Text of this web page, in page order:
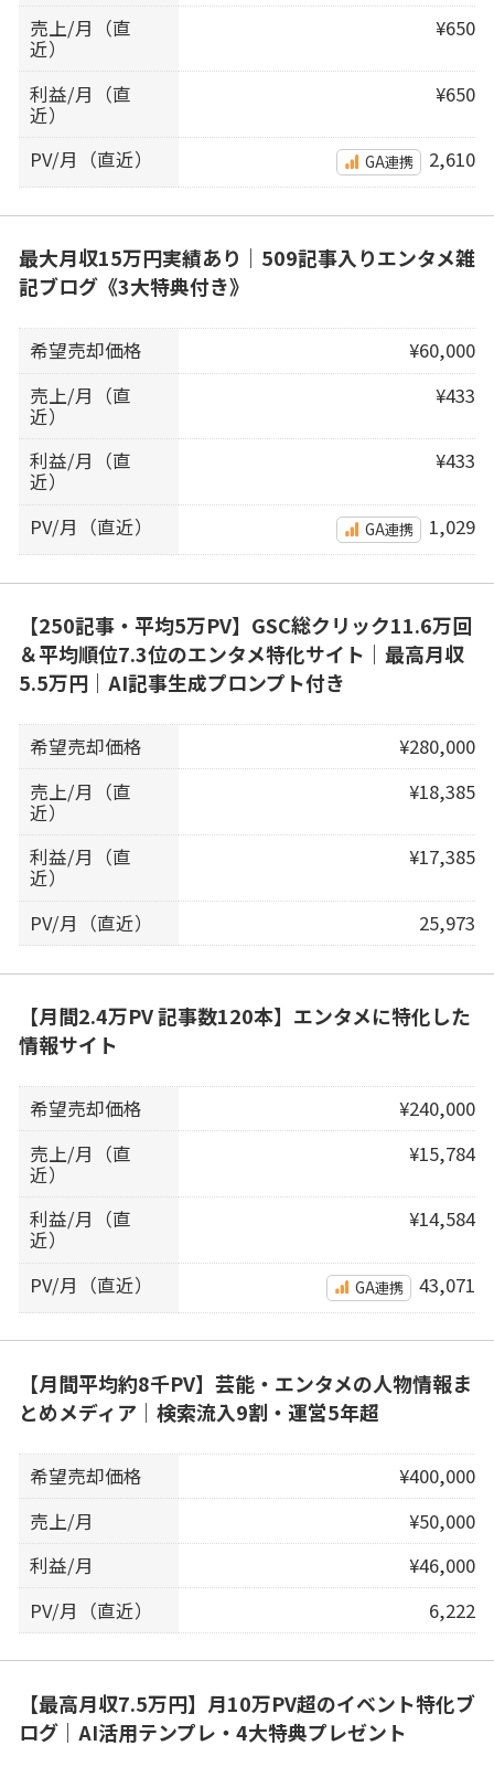
売上/月（直
近）
¥650
利益/月（直
近）
¥650
PV/月（直近） GA連携 2,610
最大月収15万円実績あり｜509記事入りエンタメ雑
記ブログ《3大特典付き》
希望売却価格
¥60,000
売上/月（直
近）
¥433
利益/月（直
近）
¥433
PV/月（直近） GA連携 1,029
【250記事・平均5万PV】GSC総クリック11.6万回
＆平均順位7.3位のエンタメ特化サイト｜最高月収
5.5万円｜AI記事生成プロンプト付き
希望売却価格
¥280,000
売上/月（直
近）
¥18,385
利益/月（直
近）
¥17,385
PV/月（直近） 25,973
【月間2.4万PV 記事数120本】エンタメに特化した
情報サイト
希望売却価格
¥240,000
売上/月（直
近）
¥15,784
利益/月（直
近）
¥14,584
PV/月（直近） GA連携 43,071
【月間平均約8千PV】芸能・エンタメの人物情報ま
とめメディア｜検索流入9割・運営5年超
希望売却価格
¥400,000
売上/月
¥50,000
利益/月
¥46,000
PV/月（直近）
6,222
【最高月収7.5万円】月10万PV超のイベント特化ブ
ログ｜AI活用テンプレ・4大特典プレゼント